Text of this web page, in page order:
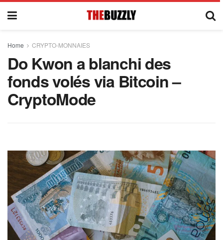
Home CRYPTO-MONNAIES
Do Kwon a blanchi des
fonds volés via Bitcoin –
CryptoMode